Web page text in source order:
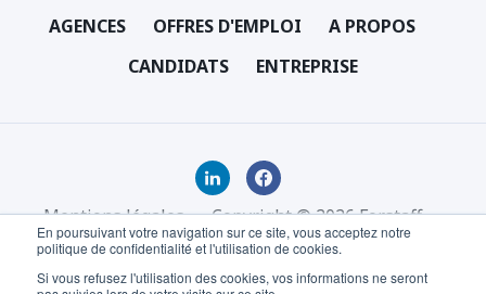
En poursuivant votre navigation sur ce site, vous acceptez notre
politique de confidentialité et l'utilisation de cookies.
Si vous refusez l'utilisation des cookies, vos informations ne seront
AGENCES OFFRES D'EMPLOI
A PROPOS
CANDIDATS
ENTREPRISE
Mentions légales Copyright © 2026 Forstaff